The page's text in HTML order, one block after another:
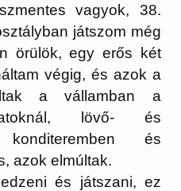
vagyok, 38.
játszom még
örülök, egy erős két
végig, és azok a
a vállamban a
lövő- és
konditeremben és
azok elmúltak.
és játszani, ez